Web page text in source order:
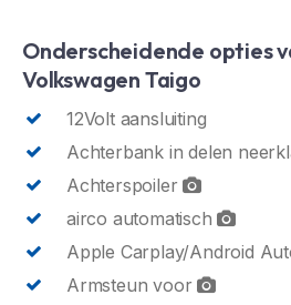
Onderscheidende opties
Volkswagen Taigo
12Volt aansluiting
Achterbank in delen
Achterspoiler
airco automatisch
Apple Carplay/Android
Armsteun voor